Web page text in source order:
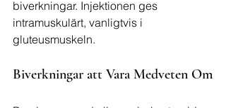
biverkningar. Injektionen ges
intramuskulärt, vanligtvis i
gluteusmuskeln.
Biverkningar att Vara Medveten Om